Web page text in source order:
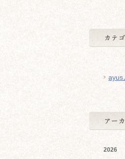
ayus
2026